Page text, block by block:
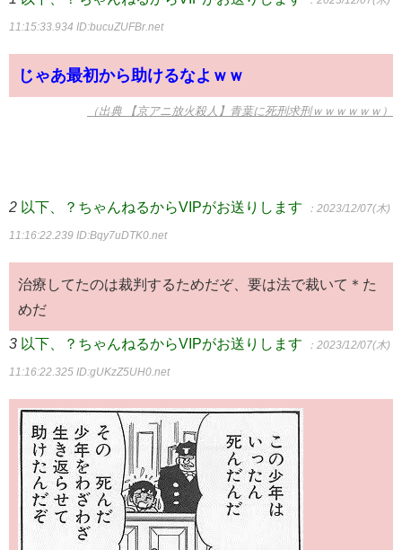
11:15:33.934 ID:bucuZUFBr.net
じゃあ最初から助けるなよｗｗ
（出典 【京アニ放火殺人】青葉に死刑求刑ｗｗｗｗｗｗ）
2 以下、？ちゃんねるからVIPがお送りします ：2023/12/07(木)
11:16:22.239 ID:Bqy7uDTK0.net
治療してたのは裁判するためだぞ、要は法で裁いて＊た
めだ
3 以下、？ちゃんねるからVIPがお送りします ：2023/12/07(木)
11:16:22.325 ID:gUKzZ5UH0.net